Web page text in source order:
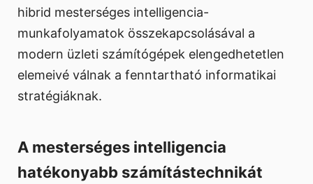
hibrid mesterséges intelligencia-
munkafolyamatok összekapcsolásával a
modern üzleti számítógépek elengedhetetlen
elemeivé válnak a fenntartható informatikai
stratégiáknak.
A mesterséges intelligencia
hatékonyabb számítástechnikát